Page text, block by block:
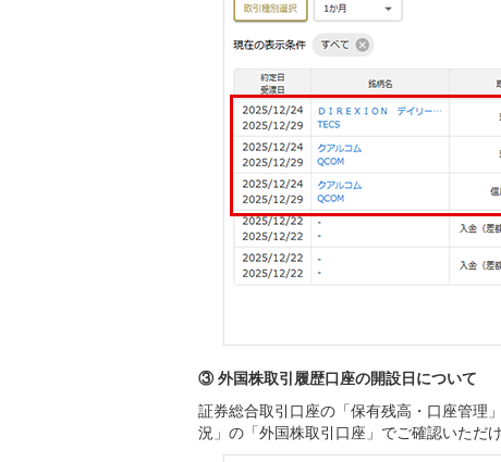
③ 外国株取引履歴口座の開設日について
証券総合取引口座の「保有残高・口座管
況」の「外国株取引口座」でご確認いただけ